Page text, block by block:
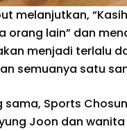
melanjutkan,
orang lain” dan
menjadi terlalu
semuanya satu
sama, Sports
Joon dan